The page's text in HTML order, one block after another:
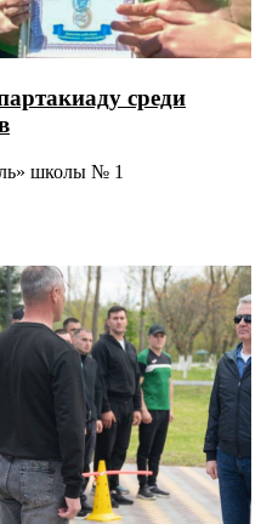
среди
школы № 1